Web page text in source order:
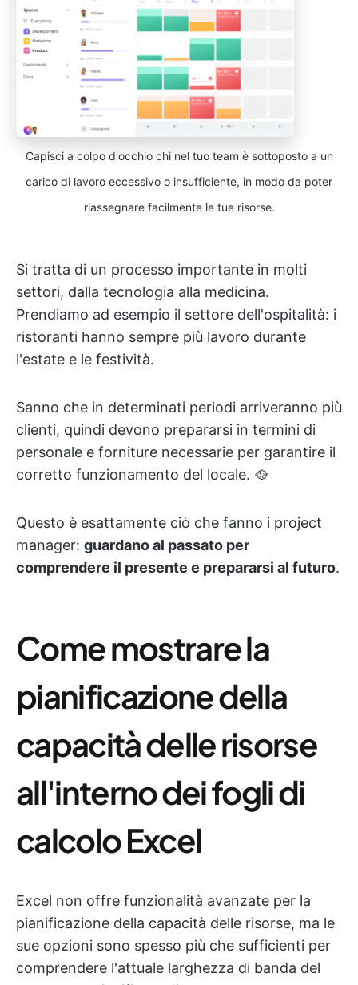
Capisci a colpo d'occhio chi nel tuo team è sottoposto a un
carico di lavoro eccessivo o insufficiente, in modo da poter
riassegnare facilmente le tue risorse.
Si tratta di un processo importante in molti
settori, dalla tecnologia alla medicina.
Prendiamo ad esempio il settore dell'ospitalità: i
ristoranti hanno sempre più lavoro durante
l'estate e le festività.
Sanno che in determinati periodi arriveranno più
clienti, quindi devono prepararsi in termini di
personale e forniture necessarie per garantire il
corretto funzionamento del locale. 🥘
Questo è esattamente ciò che fanno i project
manager: guardano al passato per
comprendere il presente e prepararsi al futuro.
Come mostrare la
pianificazione della
capacità delle risorse
all'interno dei fogli di
calcolo Excel
Excel non offre funzionalità avanzate per la
pianificazione della capacità delle risorse, ma le
sue opzioni sono spesso più che sufficienti per
comprendere l'attuale larghezza di banda del